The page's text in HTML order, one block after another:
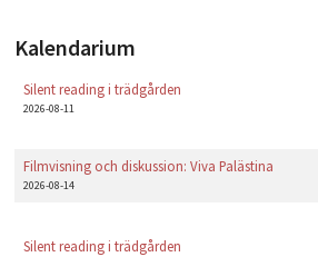
Kalendarium
Silent reading i trädgården
2026-08-11
Filmvisning och diskussion: Viva Palästina
2026-08-14
Silent reading i trädgården